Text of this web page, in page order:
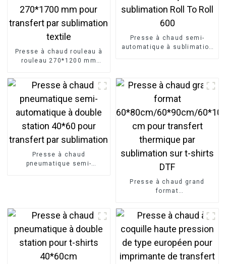
Presse à chaud rouleau à
rouleau 270*1200 mm
textile
Presse à chaud semi-
automatique à sublimation
Presse à chaud
pneumatique semi-
Presse à chaud grand
format
thermique par sublimation
sur t-shirts DTF